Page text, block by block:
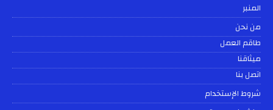
المنبر
من نحن
طاقم العمل
ميثاقنا
اتصل بنا
شروط الإستخدام